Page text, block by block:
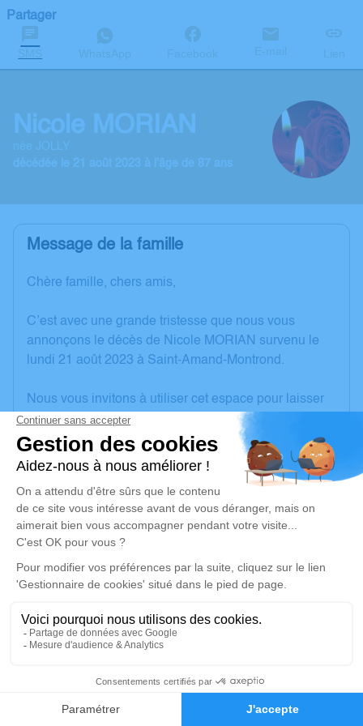
Faire-part Hommages
Partager
SMS WhatsApp Facebook E-mail Lien
Nicole MORIAN
née JOLLY
décédée le 21 août 2023 à l'âge de 87 ans
Message de la famille
Chère famille, chers amis,
C’est avec une grande tristesse que nous vous
annonçons le décès de Nicole MORIAN survenu le
lundi 21 août 2023 à Saint-Amand-Montrond.
Nous vous invitons à utiliser cet espace pour laisser
vos condoléances, partager des photos souvenirs,
une anecdote ou exprimer vos pensées à travers des
poèmes ou des textes. Cet endroit est un lieu
d'expression dédié à honorer la mémoire de Nicole
MORIAN.
Un service de plantation d’arbre hommage est
disponible ici.
Je rends hommage
Cérémonie religieuse
Église de La Celle